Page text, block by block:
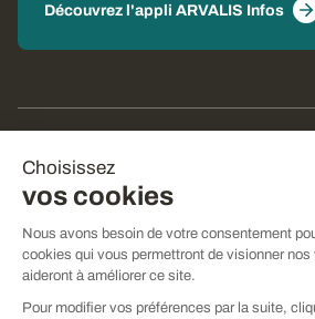
Choisissez
vos cookies
Nous avons besoin de votre consentement
cookies qui vous permettront de visionner nos
aideront à améliorer ce site.
Pour modifier vos préférences par la suite,
Découvrez l'appli ARVALIS Infos
CGV